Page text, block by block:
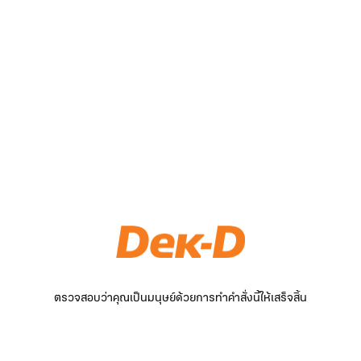
ตรวจสอบว่าคุณเป็นมนุษย์ด้วยการทำคำสั่งนี้ให้เสร็จสิ้น